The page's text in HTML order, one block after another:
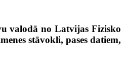
valodā no Latvijas Fizisko
stāvokli, pases datiem,